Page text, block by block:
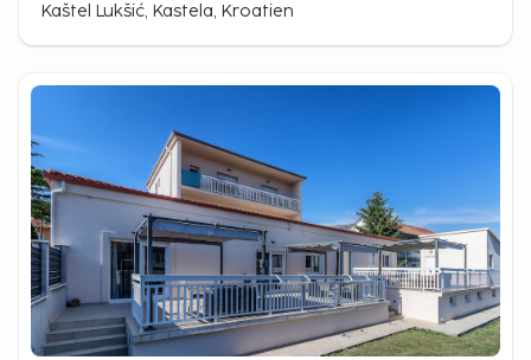
Kaštel Lukšić, Kastela, Kroatien